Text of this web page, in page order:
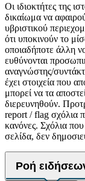
Οι ιδιοκτήτες της
δικαίωμα να
υβριστικού
ότι υποκινούν το
οποιαδήποτε άλλη
ευθύνονται
αναγνώστης/
έχει στοιχεία που
μπορεί να τα
διερευνηθούν.
report / flag σχόλια
κανόνες. Σχόλια
σελίδα, δεν
Ροή